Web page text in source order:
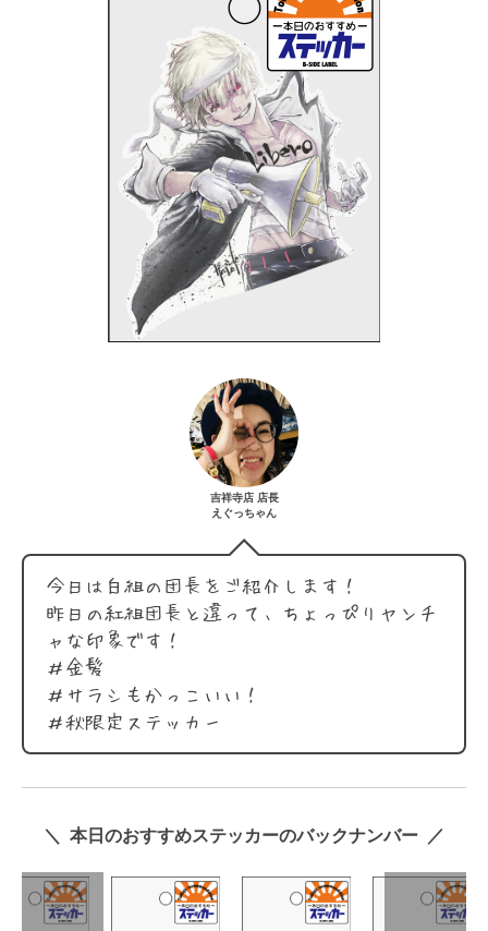
吉祥寺店 店長
えぐっちゃん
今日は白組の団長をご紹介します！
昨日の紅組団長と違って、ちょっぴりヤンチ
ャな印象です！
＃金髪
＃サラシもかっこいい！
＃秋限定ステッカー
＼ 本日のおすすめステッカーのバックナンバー ／